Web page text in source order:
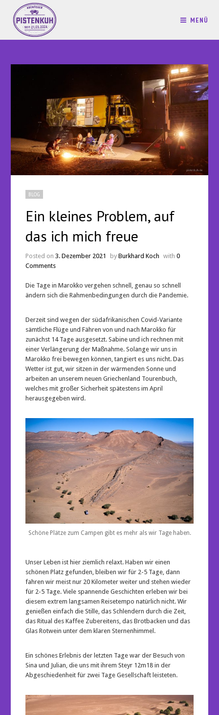
MENÜ
BLOG
Ein kleines Problem, auf
das ich mich freue
Posted on3. Dezember 2021 byBurkhard Koch with0
Comments
Die Tage in Marokko vergehen schnell, genau so schnell
ändern sich die Rahmenbedingungen durch die Pandemie.
Derzeit sind wegen der südafrikanischen Covid-Variante
sämtliche Flüge und Fähren von und nach Marokko für
zunächst 14 Tage ausgesetzt. Sabine und ich rechnen mit
einer Verlängerung der Maßnahme. Solange wir uns in
Marokko frei bewegen können, tangiert es uns nicht. Das
Wetter ist gut, wir sitzen in der wärmenden Sonne und
arbeiten an unserem neuen Griechenland Tourenbuch,
welches mit großer Sicherheit spätestens im April
herausgegeben wird.
Schöne Plätze zum Campen gibt es mehr als wir Tage haben.
Unser Leben ist hier ziemlich relaxt. Haben wir einen
schönen Platz gefunden, bleiben wir für 2-5 Tage, dann
fahren wir meist nur 20 Kilometer weiter und stehen wieder
für 2-5 Tage. Viele spannende Geschichten erleben wir bei
diesem extrem langsamen Reisetempo natürlich nicht. Wir
genießen einfach die Stille, das Schlendern durch die Zeit,
das Ritual des Kaffee Zubereitens, das Brotbacken und das
Glas Rotwein unter dem klaren Sternenhimmel.
Ein schönes Erlebnis der letzten Tage war der Besuch von
Sina und Julian, die uns mit ihrem Steyr 12m18 in der
Abgeschiedenheit für zwei Tage Gesellschaft leisteten.